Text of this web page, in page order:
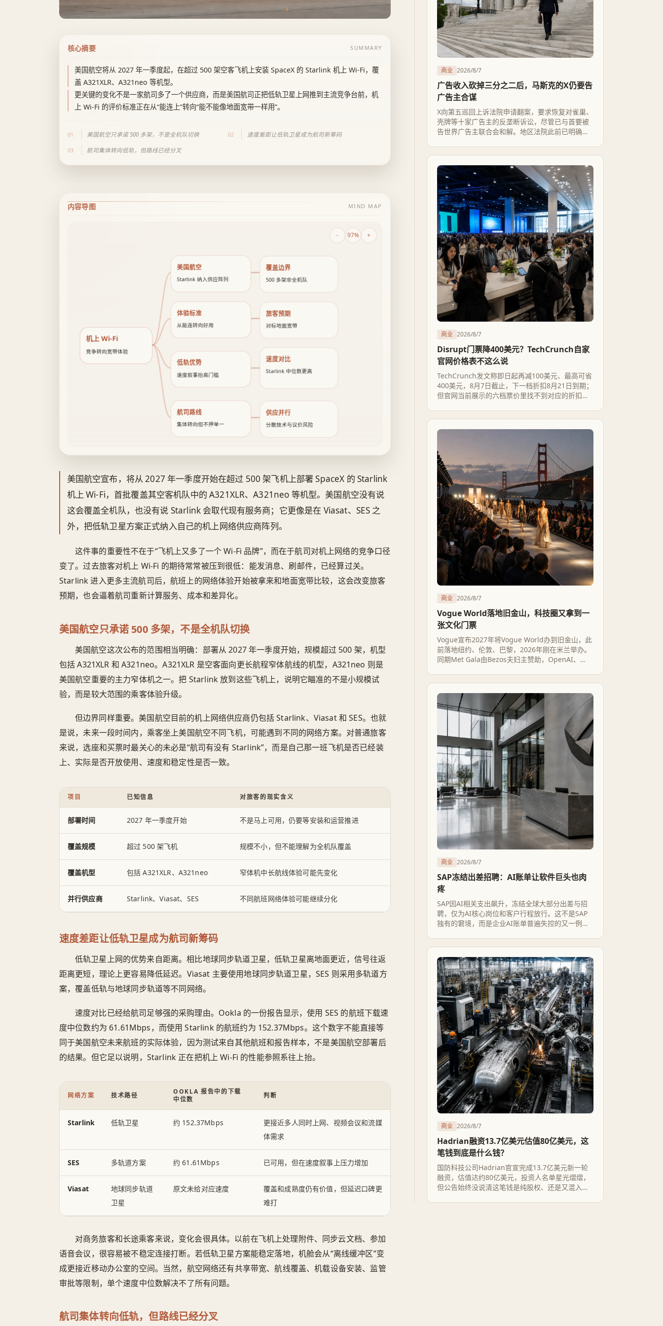
核心摘要 SUMMARY
美国航空将从 2027 年一季度起，在超过 500 架空客飞机上安装 SpaceX 的 Starlink 机上 Wi‑Fi，覆
盖 A321XLR、A321neo 等机型。
更关键的变化不是一家航司多了一个供应商，而是美国航司正把低轨卫星上网推到主流竞争台前，机
上 Wi‑Fi 的评价标准正在从“能连上”转向“能不能像地面宽带一样用”。
01 美国航空只承诺 500 多架，不是全机队切换 02 速度差距让低轨卫星成为航司新筹码
03 航司集体转向低轨，但路线已经分叉
内容导图 MIND MAP
- 97% +
机上 Wi‑Fi
竞争转向宽带体验
美国航空
Starlink 纳入供应阵列
覆盖边界
500 多架非全机队
体验标准
从能连转向好用
旅客预期
对标地面宽带
低轨优势
速度叙事抬高门槛
速度对比
Starlink 中位数更高
航司路线
集体转向但不押单一
供应并行
分散技术与议价风险
美国航空宣布，将从 2027 年一季度开始在超过 500 架飞机上部署 SpaceX 的 Starlink
机上 Wi‑Fi，首批覆盖其空客机队中的 A321XLR、A321neo 等机型。美国航空没有说
这会覆盖全机队，也没有说 Starlink 会取代现有服务商；它更像是在 Viasat、SES 之
外，把低轨卫星方案正式纳入自己的机上网络供应商阵列。
这件事的重要性不在于“飞机上又多了一个 Wi‑Fi 品牌”，而在于航司对机上网络的竞争口径
变了。过去旅客对机上 Wi‑Fi 的期待常常被压到很低：能发消息、刷邮件，已经算过关。
Starlink 进入更多主流航司后，航班上的网络体验开始被拿来和地面宽带比较，这会改变旅客
预期，也会逼着航司重新计算服务、成本和差异化。
美国航空只承诺 500 多架，不是全机队切换
美国航空这次公布的范围相当明确：部署从 2027 年一季度开始，规模超过 500 架，机型
包括 A321XLR 和 A321neo。A321XLR 是空客面向更长航程窄体航线的机型，A321neo 则是
美国航空重要的主力窄体机之一。把 Starlink 放到这些飞机上，说明它瞄准的不是小规模试
验，而是较大范围的乘客体验升级。
但边界同样重要。美国航空目前的机上网络供应商仍包括 Starlink、Viasat 和 SES。也就
是说，未来一段时间内，乘客坐上美国航空不同飞机，可能遇到不同的网络方案。对普通旅客
来说，选座和买票时最关心的未必是“航司有没有 Starlink”，而是自己那一班飞机是否已经装
上、实际是否开放使用、速度和稳定性是否一致。
项目 已知信息 对旅客的现实含义
部署时间 2027 年一季度开始 不是马上可用，仍要等安装和运营推进
覆盖规模 超过 500 架飞机 规模不小，但不能理解为全机队覆盖
覆盖机型 包括 A321XLR、A321neo 窄体机中长航线体验可能先变化
并行供应商 Starlink、Viasat、SES 不同航班网络体验可能继续分化
速度差距让低轨卫星成为航司新筹码
低轨卫星上网的优势来自距离。相比地球同步轨道卫星，低轨卫星离地面更近，信号往返
距离更短，理论上更容易降低延迟。Viasat 主要使用地球同步轨道卫星，SES 则采用多轨道方
案，覆盖低轨与地球同步轨道等不同网络。
速度对比已经给航司足够强的采购理由。Ookla 的一份报告显示，使用 SES 的航班下载速
度中位数约为 61.61Mbps，而使用 Starlink 的航班约为 152.37Mbps。这个数字不能直接等
同于美国航空未来航班的实际体验，因为测试来自其他航班和报告样本，不是美国航空部署后
的结果。但它足以说明，Starlink 正在把机上 Wi‑Fi 的性能参照系往上抬。
网络方案 技术路径
OOKLA 报告中的下载
中位数
判断
Starlink 低轨卫星 约 152.37Mbps
更接近多人同时上网、视频会议和流媒
体需求
SES 多轨道方案 约 61.61Mbps 已可用，但在速度叙事上压力增加
Viasat
地球同步轨道
卫星
原文未给对应速度
覆盖和成熟度仍有价值，但延迟口碑更
难打
对商务旅客和长途乘客来说，变化会很具体。以前在飞机上处理附件、同步云文档、参加
语音会议，很容易被不稳定连接打断。若低轨卫星方案能稳定落地，机舱会从“离线缓冲区”变
成更接近移动办公室的空间。当然，航空网络还有共享带宽、航线覆盖、机载设备安装、监管
审批等限制，单个速度中位数解决不了所有问题。
航司集体转向低轨，但路线已经分叉
商业 2026/8/7
广告收入砍掉三分之二后，马斯克的X仍要告
广告主合谋
X向第五巡回上诉法院申请翻案，要求恢复对雀巢、
壳牌等十家广告主的反垄断诉讼，尽管已与首要被
告世界广告主联合会和解。地区法院此前已明确裁
商业 2026/8/7
Disrupt门票降400美元？TechCrunch自家
官网价格表不这么说
TechCrunch发文称即日起再减100美元、最高可省
400美元，8月7日截止，下一档折扣8月21日到期；
但官网当前展示的六档票价里找不到对应的折扣幅
时价格，不是文章里的数字。
商业 2026/8/7
Vogue World落地旧金山，科技圈又拿到一
张文化门票
Vogue宣布2027年将Vogue World办到旧金山，此
前落地纽约、伦敦、巴黎，2026年刚在米兰举办。
同期Met Gala由Bezos夫妇主赞助，OpenAI、
商业 2026/8/7
SAP冻结出差招聘：AI账单让软件巨头也肉
疼
SAP因AI相关支出飙升，冻结全球大部分出差与招
聘，仅为AI核心岗位和客户行程放行。这不是SAP
独有的窘境，而是企业AI账单普遍失控的又一例证
商业 2026/8/7
Hadrian融资13.7亿美元估值80亿美元，这
笔钱到底是什么钱？
国防科技公司Hadrian官宣完成13.7亿美元新一轮
融资，估值达约80亿美元，投资人名单星光熠熠，
但公告始终没说清这笔钱是纯股权、还是又混入了